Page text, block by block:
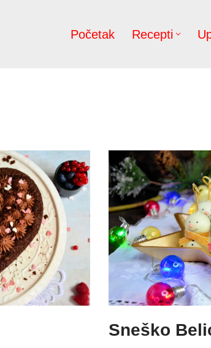
Početak Recepti
Sneško